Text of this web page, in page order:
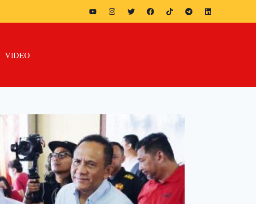
VIDEO